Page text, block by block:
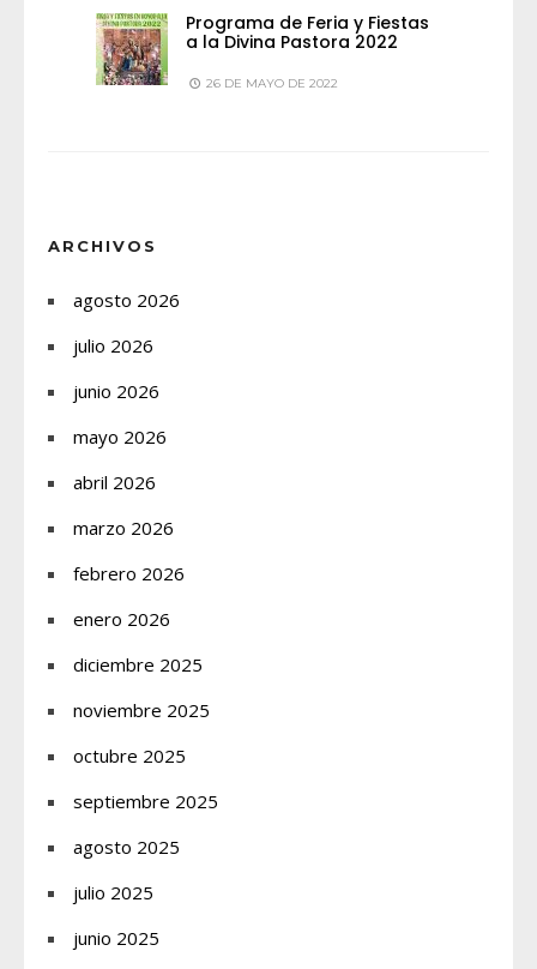
Programa de Feria y Fiestas
a la Divina Pastora 2022
26 DE MAYO DE 2022
ARCHIVOS
agosto 2026
julio 2026
junio 2026
mayo 2026
abril 2026
marzo 2026
febrero 2026
enero 2026
diciembre 2025
noviembre 2025
octubre 2025
septiembre 2025
agosto 2025
julio 2025
junio 2025